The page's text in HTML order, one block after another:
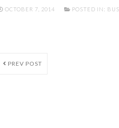
OCTOBER 7, 2014 POSTED IN:
PREV POST